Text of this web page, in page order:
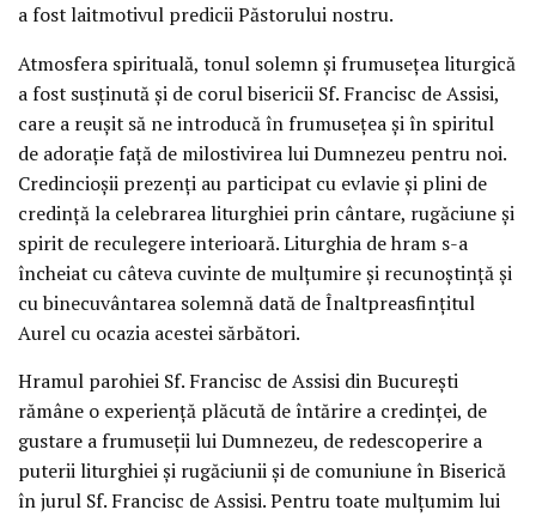
a fost laitmotivul predicii Păstorului nostru.
Atmosfera spirituală, tonul solemn și frumusețea liturgică
a fost susținută și de corul bisericii Sf. Francisc de Assisi,
care a reușit să ne introducă în frumusețea și în spiritul
de adorație față de milostivirea lui Dumnezeu pentru noi.
Credincioșii prezenți au participat cu evlavie și plini de
credință la celebrarea liturghiei prin cântare, rugăciune și
spirit de reculegere interioară. Liturghia de hram s-a
încheiat cu câteva cuvinte de mulțumire și recunoștință și
cu binecuvântarea solemnă dată de Înaltpreasfințitul
Aurel cu ocazia acestei sărbători.
Hramul parohiei Sf. Francisc de Assisi din București
rămâne o experiență plăcută de întărire a credinței, de
gustare a frumuseții lui Dumnezeu, de redescoperire a
puterii liturghiei și rugăciunii și de comuniune în Biserică
în jurul Sf. Francisc de Assisi. Pentru toate mulțumim lui